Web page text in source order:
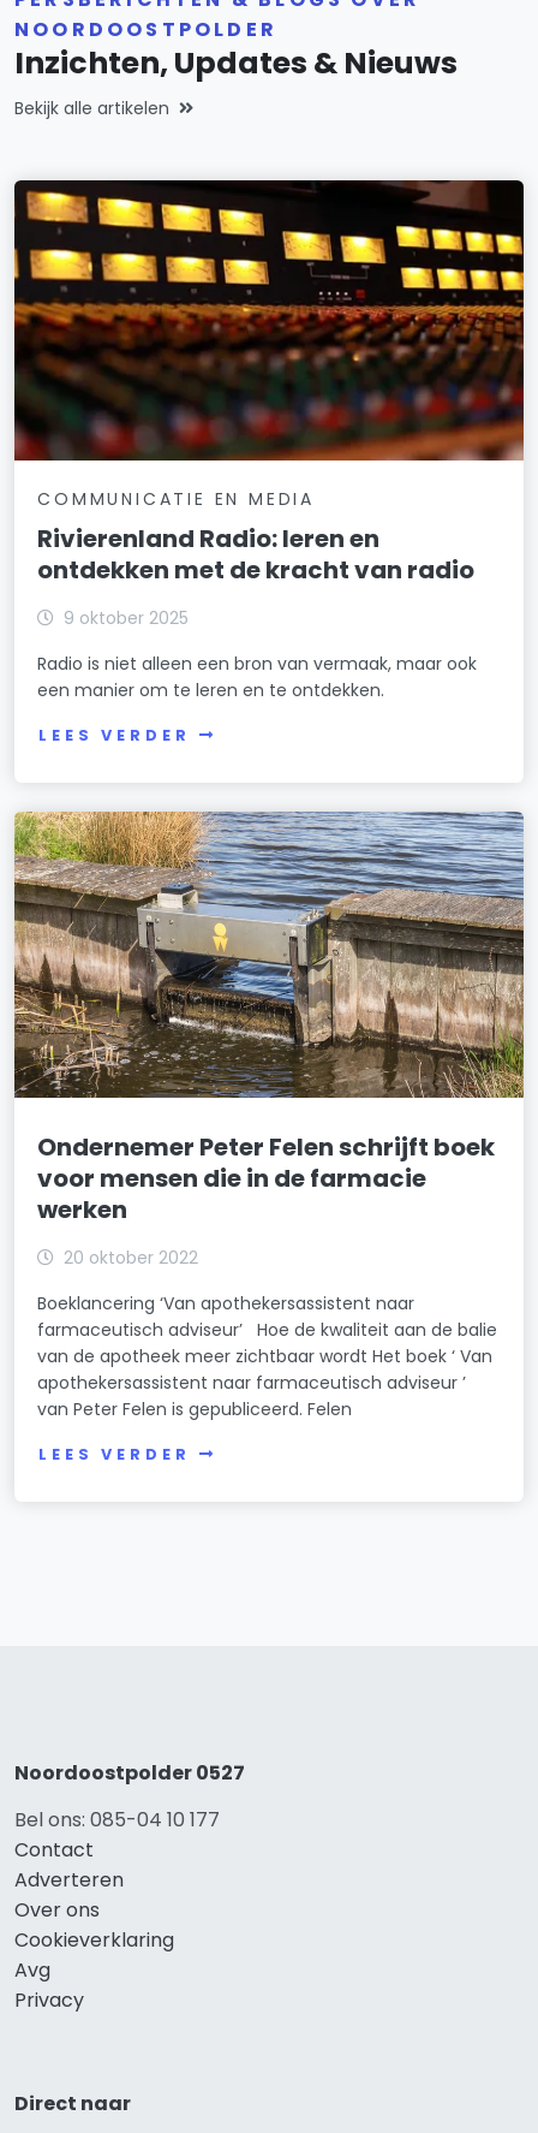
NOORDOOSTPOLDER
Inzichten, Updates & Nieuws
Bekijk alle artikelen
COMMUNICATIE EN MEDIA
Rivierenland Radio: leren en
ontdekken met de kracht van radio
9 oktober 2025
Radio is niet alleen een bron van vermaak, maar ook
een manier om te leren en te ontdekken.
LEES VERDER
Ondernemer Peter Felen schrijft boek
voor mensen die in de farmacie
werken
20 oktober 2022
Boeklancering ‘Van apothekersassistent naar
farmaceutisch adviseur’ Hoe de kwaliteit aan de balie
van de apotheek meer zichtbaar wordt Het boek ‘ Van
apothekersassistent naar farmaceutisch adviseur ’
van Peter Felen is gepubliceerd. Felen
LEES VERDER
Noordoostpolder 0527
Bel ons: 085-04 10 177
Contact
Adverteren
Over ons
Cookieverklaring
Avg
Privacy
Direct naar